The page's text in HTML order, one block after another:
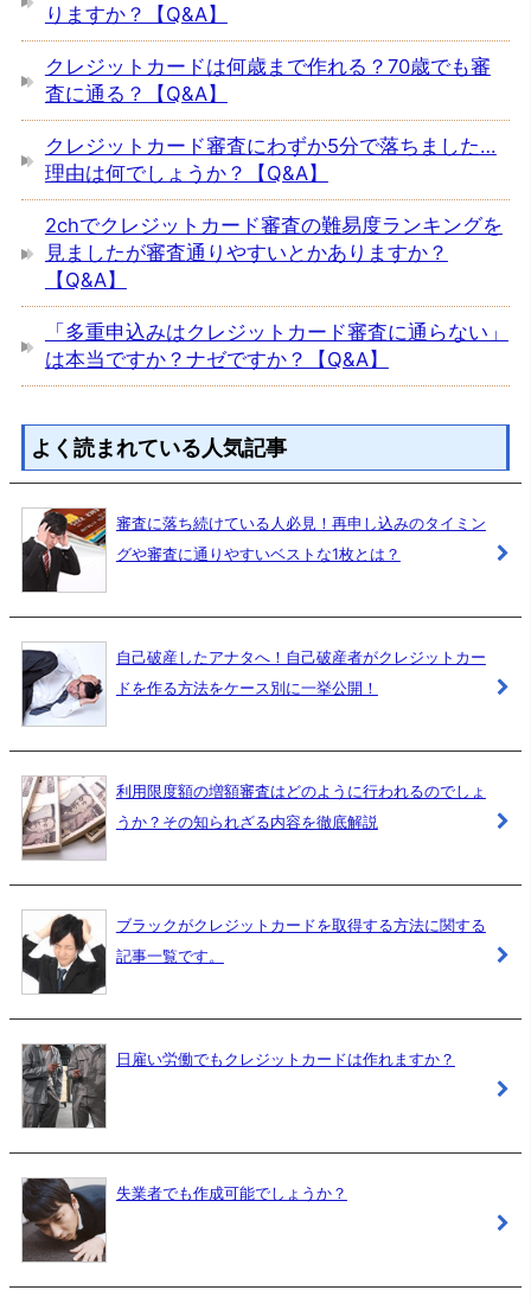
りますか？【Q&A】
クレジットカードは何歳まで作れる？70歳でも審
査に通る？【Q&A】
クレジットカード審査にわずか5分で落ちました…
理由は何でしょうか？【Q&A】
2chでクレジットカード審査の難易度ランキングを
見ましたが審査通りやすいとかありますか？
【Q&A】
「多重申込みはクレジットカード審査に通らない」
は本当ですか？ナゼですか？【Q&A】
よく読まれている人気記事
審査に落ち続けている人必見！再申し込みのタイミン
グや審査に通りやすいベストな1枚とは？
自己破産したアナタへ！自己破産者がクレジットカー
ドを作る方法をケース別に一挙公開！
利用限度額の増額審査はどのように行われるのでしょ
うか？その知られざる内容を徹底解説
ブラックがクレジットカードを取得する方法に関する
記事一覧です。
日雇い労働でもクレジットカードは作れますか？
失業者でも作成可能でしょうか？